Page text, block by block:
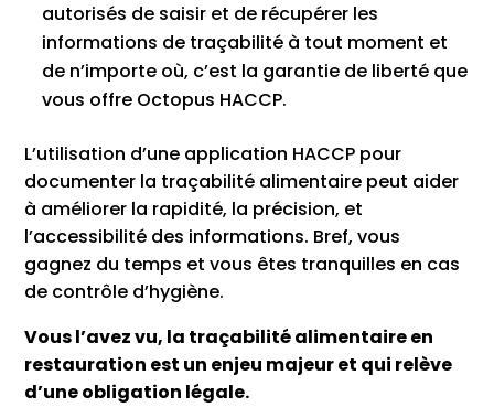
autorisés de saisir et de récupérer les
informations de traçabilité à tout moment et
de n’importe où, c’est la garantie de liberté que
vous offre Octopus HACCP.
L’utilisation d’une application HACCP pour
documenter la traçabilité alimentaire peut aider
à améliorer la rapidité, la précision, et
l’accessibilité des informations. Bref, vous
gagnez du temps et vous êtes tranquilles en cas
de contrôle d’hygiène.
Vous l’avez vu, la traçabilité alimentaire en
restauration est un enjeu majeur et qui relève
d’une obligation légale.